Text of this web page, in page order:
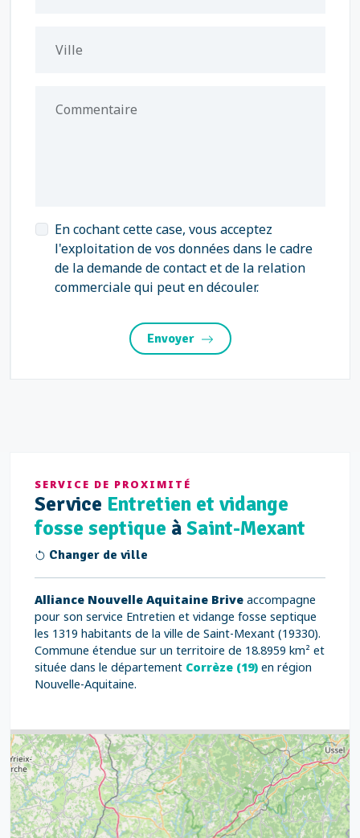
Ville
Commentaire
En cochant cette case, vous acceptez
l'exploitation de vos données dans le cadre
de la demande de contact et de la relation
commerciale qui peut en découler.
Envoyer
SERVICE DE PROXIMITÉ
Service Entretien et vidange
fosse septique àSaint-Mexant
Changer de ville
Alliance Nouvelle Aquitaine Brive accompagne
pour son service Entretien et vidange fosse septique
les 1319 habitants de la ville de Saint-Mexant (19330).
Commune étendue sur un territoire de 18.8959 km² et
située dans le département Corrèze (19) en région
Nouvelle-Aquitaine.
3
6
5
7
6
7